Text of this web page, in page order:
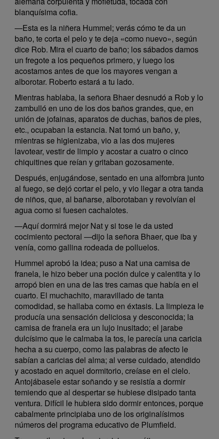
blanquísima cofia.
—Esta es la niñera Hummel; verás cómo te da un
baño, te corta el pelo y te deja «como nuevo», según
dice Rob. Mira el cuarto de baño; los sábados damos
un fregote a los pequeños primero, y luego los
acostamos antes de que los mayores vengan a
alborotar. Roberto estará a tu lado.
Mientras hablaba, la señora Bhaer desnudó a Rob y lo
zambulló en uno de los dos baños grandes, que, en
unión de jofainas, aparatos de duchas, baños de pies,
etc., ocupaban la estancia. Nat tomó un baño, y,
mientras se higienizaba, vio a las dos mujeres
lavotear, vestir de limpio y acostar a cuatro o cinco
chiquitines que reían y gritaban gozosamente.
Después, enjugándose, sentado en una alfombra junto
al fuego, se dejó cortar el pelo, y vio llegar a otra tanda
de niños, que, al bañarse, alborotaban y revolvían el
agua como si fuesen cachalotes.
—Aquí dormirá mejor Nat y si tose le da usted
cocimiento pectoral —dijo la señora Bhaer, que iba y
venía, como gallina rodeada de polluelos.
Hummel aprobó la idea; puso a Nat una camisa de
franela, le hizo beber una poción dulce y calentita y lo
arropó bien en una de las tres camas que había en el
cuarto. El muchachito, maravillado de tanta
comodidad, se hallaba como en éxtasis. La limpieza le
producía una sensación deliciosa y desconocida; la
camisa de franela era un lujo inusitado; el jarabe
dulcísimo que le calmaba la tos, le parecía una caricia
hecha a su cuerpo, como las palabras de afecto le
sabían a caricias del alma; al verse cuidado, atendido
y acostado en aquel dormitorio, creíase en el cielo.
Antojábasele estar soñando y se resistía a dormir
temiendo que al despertar se hubiese disipado tanta
ventura. Difícil le hubiera sido dormir entonces, porque
cabalmente principiaba uno de los originalísimos
números del programa educativo de Plumfield.